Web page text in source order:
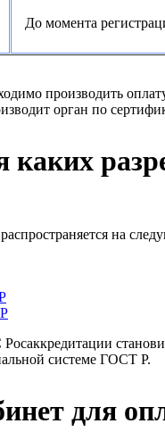
До момента
производить
орган по
каких
на
системе ГОСТ Р.
для